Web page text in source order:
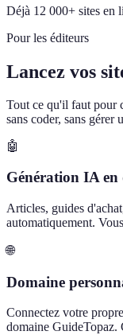
Déjà 12 000+ sites en
Pour les éditeurs
Lancez vos
Tout ce qu'il faut pour
sans coder, sans gérer
🤖
Génération IA en
Articles, guides
automatiquement.
🌐
Domaine
Connectez votre
domaine